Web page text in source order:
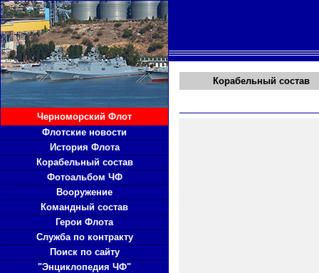
Черноморский Флот
Флотские новости
История Флота
Корабельный состав
Фотоальбом ЧФ
Вооружение
Командный состав
Герои Флота
Служба по контракту
Поиск по сайту
"Энциклопедия ЧФ"
Корабельный состав